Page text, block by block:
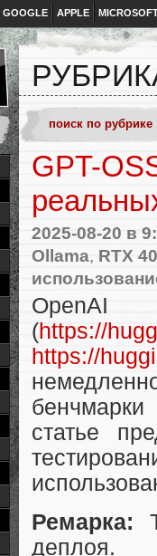
GOOGLE APPLE
GPT-
2025-08-20 в
Ollama, RTX
(https://
https://
статье
Ремарка:
деплоя.